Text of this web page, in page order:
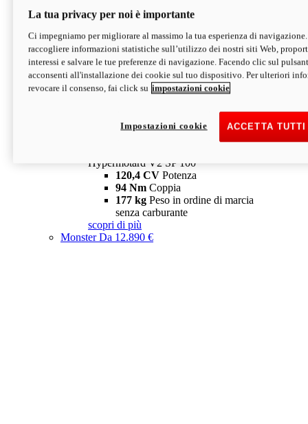
V2 SP
Hypermotard V2 SP
120,4 CVPotenza
94 NmCoppia
177 kgPeso in ordine di marcia
senza carburante
Depotenziata 35 kW: 18.890 € i
configura scopri di più
Hypermotard V2 SP 100
120,4 CV Potenza
94 Nm Coppia
177 kg Peso in ordine di marcia
senza carburante
scopri di più
MonsterDa 12.890 €
La tua privacy per noi è importante
Ci impegniamo per migliorare al massimo la tua esperienza di
raccogliere informazioni statistiche sull’utilizzo dei nostri siti Web,
interessi e salvare le tue preferenze di navigazione. Facendo clic sul
acconsenti all'installazione dei cookie sul tuo dispositivo. Per ulteriori
revocare il consenso, fai click su impostazioni cookie
ACCETTA
Impostazioni cookie